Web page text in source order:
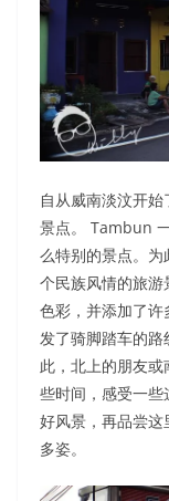
自从威南淡汶开
景点。 Tambun
么特别的景点。
个民族风情的旅
色彩，并添加了
发了骑脚踏车的
此，北上的朋友
些时间，感受一
好风景，再品尝
多姿。